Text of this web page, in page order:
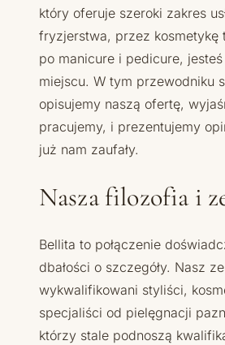
który oferuje szeroki zakres
fryzjerstwa, przez kosmetykę
po manicure i pedicure,
miejscu. W tym przewodniku
opisujemy naszą ofertę,
pracujemy, i prezentujemy
już nam zaufały.
Nasza filozofia i
Bellita to połączenie
dbałości o szczegóły. Nasz
wykwalifikowani styliści,
specjaliści od pielęgnacji
którzy stale podnoszą